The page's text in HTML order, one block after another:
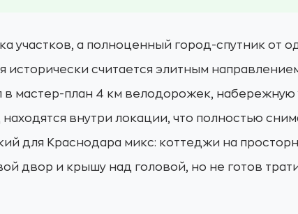
участков, а полноценный город-спутник от
считается элитным
мастер-план 4 км велодорожек,
внутри локации, что полностью
для Краснодара микс: коттеджи на
двор и крышу над головой, но не готов